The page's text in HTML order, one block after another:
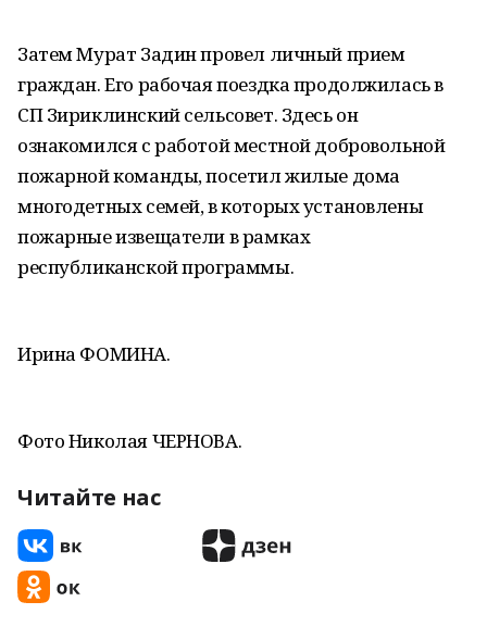
Затем Мурат Задин провел личный прием
граждан. Его рабочая поездка продолжилась в
СП Зириклинский сельсовет. Здесь он
ознакомился с работой местной добровольной
пожарной команды, посетил жилые дома
многодетных семей, в которых установлены
пожарные извещатели в рамках
республиканской программы.
Ирина ФОМИНА.
Фото Николая ЧЕРНОВА.
Читайте нас